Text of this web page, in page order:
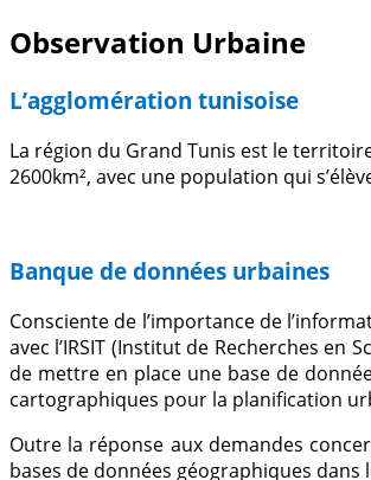
Observation Urbaine
L’agglomération tunisoise
La région du Grand Tunis est le
2600km², avec une population qui
Banque de données urbaines
Consciente de l’importance de
avec l’IRSIT (Institut de Recherches en
de mettre en place une base de
cartographiques pour la planification
Outre la réponse aux demandes
bases de données géographiques dans